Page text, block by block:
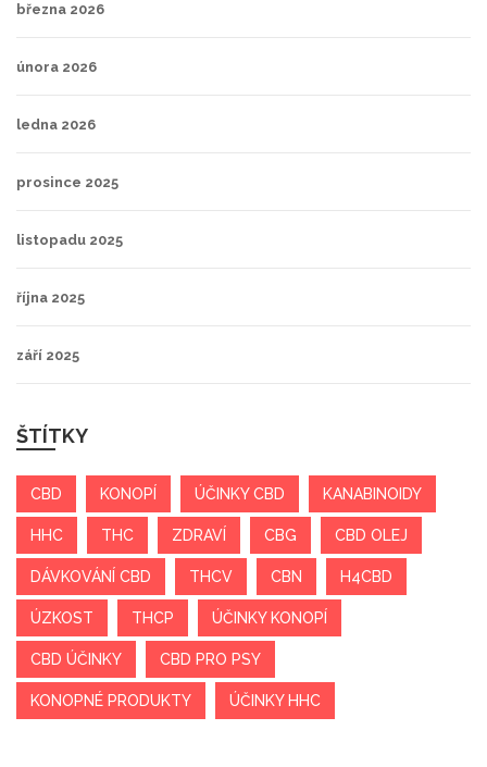
března 2026
února 2026
ledna 2026
prosince 2025
listopadu 2025
října 2025
září 2025
ŠTÍTKY
CBD KONOPÍ ÚČINKY CBD KANABINOIDY
HHC THC ZDRAVÍ CBG CBD OLEJ
DÁVKOVÁNÍ CBD THCV CBN H4CBD
ÚZKOST THCP ÚČINKY KONOPÍ
CBD ÚČINKY CBD PRO PSY
KONOPNÉ PRODUKTY ÚČINKY HHC